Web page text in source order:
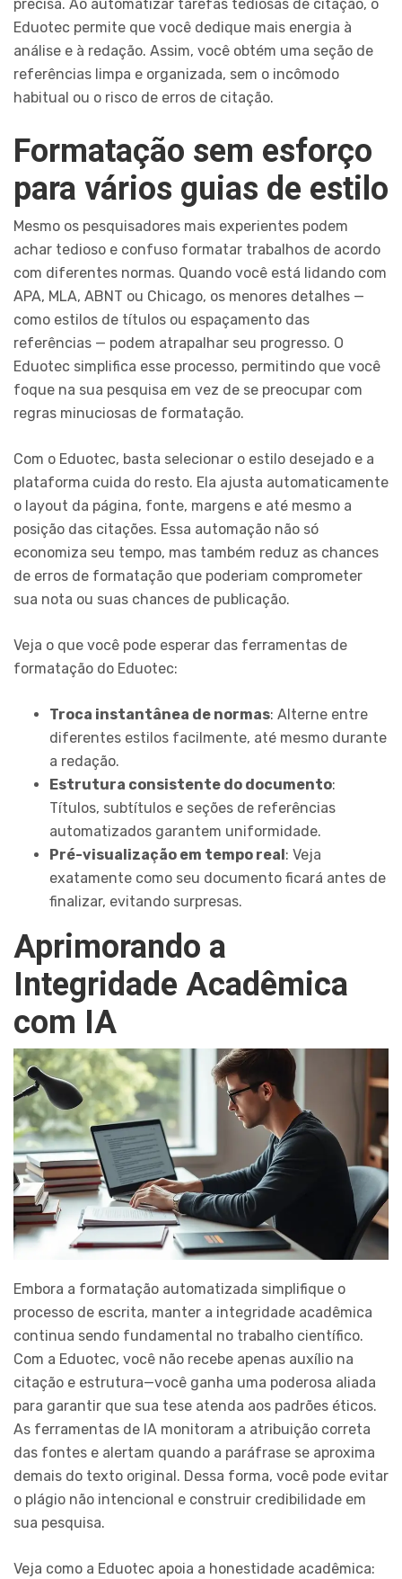
precisa. Ao automatizar tarefas tediosas de citação, o
Eduotec permite que você dedique mais energia à
análise e à redação. Assim, você obtém uma seção de
referências limpa e organizada, sem o incômodo
habitual ou o risco de erros de citação.
Formatação sem esforço
para vários guias de estilo
Mesmo os pesquisadores mais experientes podem
achar tedioso e confuso formatar trabalhos de acordo
com diferentes normas. Quando você está lidando com
APA, MLA, ABNT ou Chicago, os menores detalhes —
como estilos de títulos ou espaçamento das
referências — podem atrapalhar seu progresso. O
Eduotec simplifica esse processo, permitindo que você
foque na sua pesquisa em vez de se preocupar com
regras minuciosas de formatação.
Com o Eduotec, basta selecionar o estilo desejado e a
plataforma cuida do resto. Ela ajusta automaticamente
o layout da página, fonte, margens e até mesmo a
posição das citações. Essa automação não só
economiza seu tempo, mas também reduz as chances
de erros de formatação que poderiam comprometer
sua nota ou suas chances de publicação.
Veja o que você pode esperar das ferramentas de
formatação do Eduotec:
Troca instantânea de normas: Alterne entre
diferentes estilos facilmente, até mesmo durante
a redação.
Estrutura consistente do documento:
Títulos, subtítulos e seções de referências
automatizados garantem uniformidade.
Pré-visualização em tempo real : Veja
exatamente como seu documento ficará antes de
finalizar, evitando surpresas.
Aprimorando a
Integridade Acadêmica
com IA
Embora a formatação automatizada simplifique o
processo de escrita, manter a integridade acadêmica
continua sendo fundamental no trabalho científico.
Com a Eduotec, você não recebe apenas auxílio na
citação e estrutura—você ganha uma poderosa aliada
para garantir que sua tese atenda aos padrões éticos.
As ferramentas de IA monitoram a atribuição correta
das fontes e alertam quando a paráfrase se aproxima
demais do texto original. Dessa forma, você pode evitar
o plágio não intencional e construir credibilidade em
sua pesquisa.
Veja como a Eduotec apoia a honestidade acadêmica: